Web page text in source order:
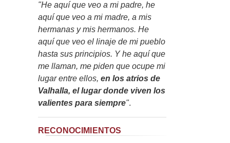
"He aquí que veo a mi padre, he
aquí que veo a mi madre, a mis
hermanas y mis hermanos. He
aquí que veo el linaje de mi pueblo
hasta sus principios. Y he aquí que
me llaman, me piden que ocupe mi
lugar entre ellos, en los atrios de
Valhalla, el lugar donde viven los
valientes para siempre".
RECONOCIMIENTOS